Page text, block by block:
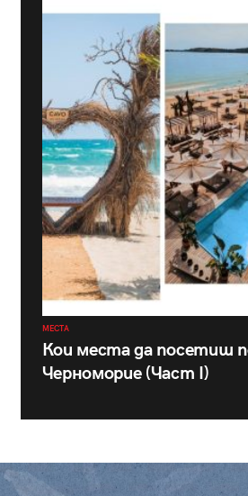
МЕСТА
Кои места да посетиш
Черноморие (Част I)